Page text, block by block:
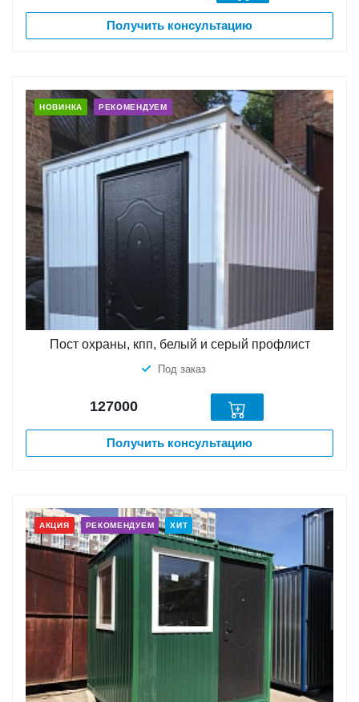
Получить консультацию
НОВИНКА РЕКОМЕНДУЕМ
Пост охраны, кпп, белый и серый профлист
Под заказ
127000
Получить консультацию
АКЦИЯ РЕКОМЕНДУЕМ ХИТ